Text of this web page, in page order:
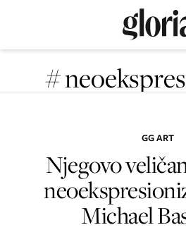
#
GG ART
Njegovo
Michael